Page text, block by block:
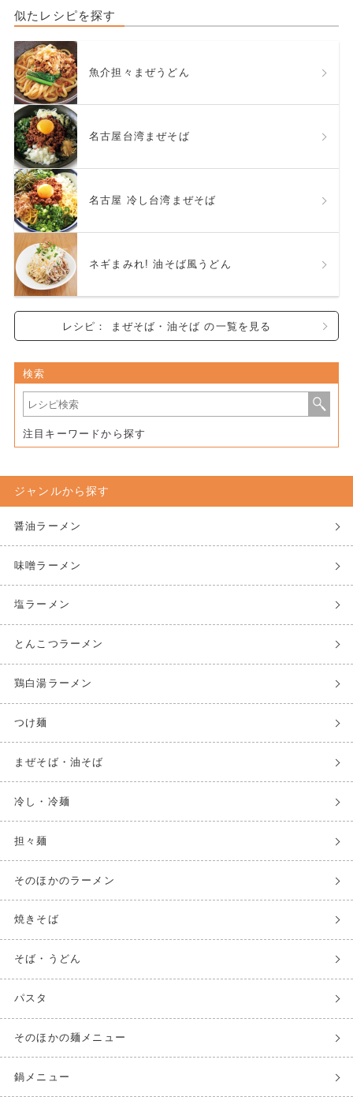
似たレシピを探す
魚介担々まぜうどん
名古屋台湾まぜそば
名古屋 冷し台湾まぜそば
ネギまみれ! 油そば風うどん
レシピ： まぜそば・油そば の一覧を見る
検索
注目キーワードから探す
ジャンルから探す
醤油ラーメン
味噌ラーメン
塩ラーメン
とんこつラーメン
鶏白湯ラーメン
つけ麺
まぜそば・油そば
冷し・冷麺
担々麺
そのほかのラーメン
焼きそば
そば・うどん
パスタ
そのほかの麺メニュー
鍋メニュー